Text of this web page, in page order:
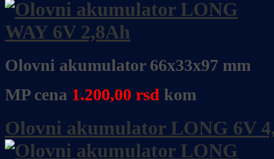
Olovni akumulator 66x33x97 mm
MP cena 1.200,00 rsd kom
Olovni akumulator LONG 6V